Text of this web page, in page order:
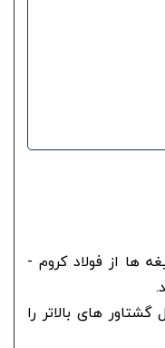
ها از فولاد کروم -
های بالاتر را